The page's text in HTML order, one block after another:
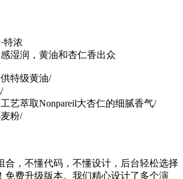
特浓
湿润，黄油和杏仁香出众
特级黄油/
艺萃取Nonpareil大杏仁的细腻香气/
粉/
合，不懂代码，不懂设计，后台轻松选择
免费升级版本。我们精心设计了多个演